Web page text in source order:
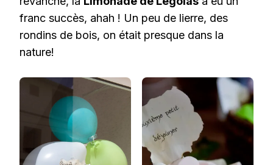
franc succès, ahah ! Un peu de lierre, des
rondins de bois, on était presque dans la
nature!